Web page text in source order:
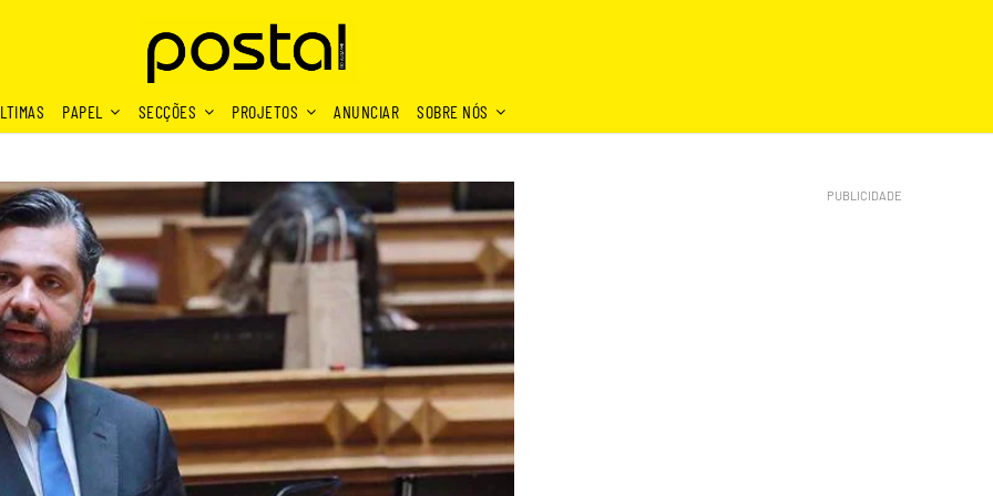
PAPEL SECÇÕES PROJETOS ANUNCIAR SOBRE NÓS